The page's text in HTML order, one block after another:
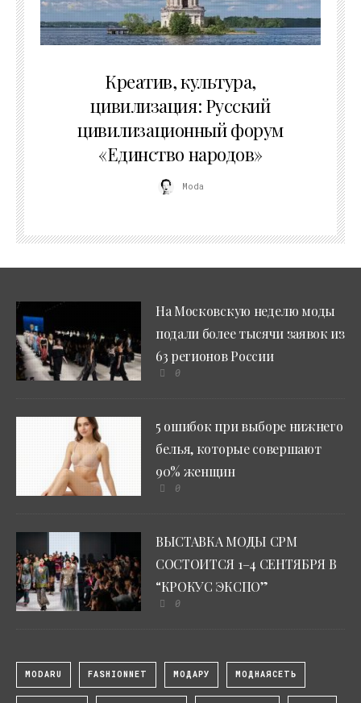
Креатив, культура,
цивилизация: Русский
цивилизационный форум
«Единство народов»
Moda
На Московскую неделю моды
подали более тысячи заявок из
63 регионов России
0
5 ошибок при выборе нижнего
белья, которые совершают
90% женщин
0
ВЫСТАВКА МОДЫ CPM
СОСТОИТСЯ 1–4 СЕНТЯБРЯ В
“КРОКУС ЭКСПО”
0
MODARU FASHIONNET МОДАРУ МОДНАЯСЕТЬ